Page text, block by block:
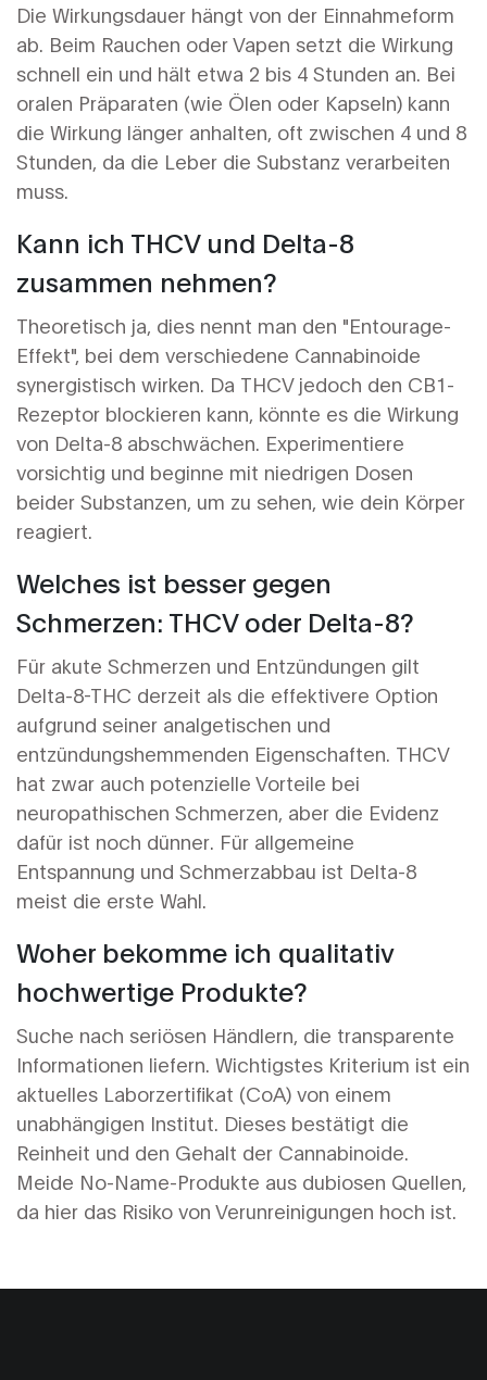
Die Wirkungsdauer hängt von der Einnahmeform
ab. Beim Rauchen oder Vapen setzt die Wirkung
schnell ein und hält etwa 2 bis 4 Stunden an. Bei
oralen Präparaten (wie Ölen oder Kapseln) kann
die Wirkung länger anhalten, oft zwischen 4 und 8
Stunden, da die Leber die Substanz verarbeiten
muss.
Kann ich THCV und Delta-8
zusammen nehmen?
Theoretisch ja, dies nennt man den "Entourage-
Effekt", bei dem verschiedene Cannabinoide
synergistisch wirken. Da THCV jedoch den CB1-
Rezeptor blockieren kann, könnte es die Wirkung
von Delta-8 abschwächen. Experimentiere
vorsichtig und beginne mit niedrigen Dosen
beider Substanzen, um zu sehen, wie dein Körper
reagiert.
Welches ist besser gegen
Schmerzen: THCV oder Delta-8?
Für akute Schmerzen und Entzündungen gilt
Delta-8-THC derzeit als die effektivere Option
aufgrund seiner analgetischen und
entzündungshemmenden Eigenschaften. THCV
hat zwar auch potenzielle Vorteile bei
neuropathischen Schmerzen, aber die Evidenz
dafür ist noch dünner. Für allgemeine
Entspannung und Schmerzabbau ist Delta-8
meist die erste Wahl.
Woher bekomme ich qualitativ
hochwertige Produkte?
Suche nach seriösen Händlern, die transparente
Informationen liefern. Wichtigstes Kriterium ist ein
aktuelles Laborzertifikat (CoA) von einem
unabhängigen Institut. Dieses bestätigt die
Reinheit und den Gehalt der Cannabinoide.
Meide No-Name-Produkte aus dubiosen Quellen,
da hier das Risiko von Verunreinigungen hoch ist.